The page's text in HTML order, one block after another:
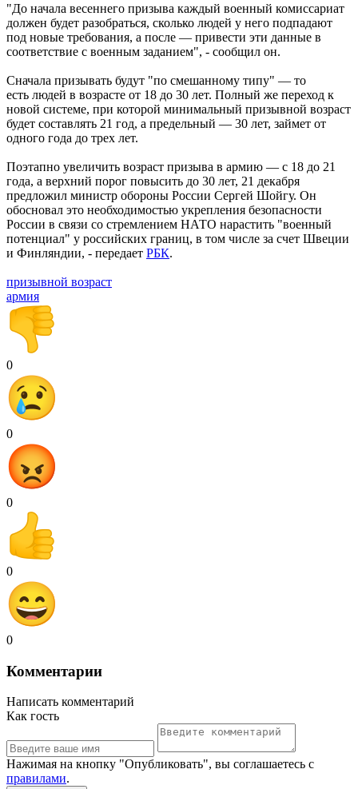
"До начала весеннего призыва каждый военный комиссариат
должен будет разобраться, сколько людей у него подпадают
под новые требования, а после — привести эти данные в
соответствие с военным заданием", - сообщил он.
Сначала призывать будут "по смешанному типу" — то
есть людей в возрасте от 18 до 30 лет. Полный же переход к
новой системе, при которой минимальный призывной возраст
будет составлять 21 год, а предельный — 30 лет, займет от
одного года до трех лет.
Поэтапно увеличить возраст призыва в армию — с 18 до 21
года, а верхний порог повысить до 30 лет, 21 декабря
предложил министр обороны России Сергей Шойгу. Он
обосновал это необходимостью укрепления безопасности
России в связи со стремлением НАТО нарастить "военный
потенциал" у российских границ, в том числе за счет Швеции
и Финляндии, - передает РБК.
призывной возраст
армия
0
0
0
0
0
Комментарии
Написать комментарий
Как гость
Нажимая на кнопку "Опубликовать", вы соглашаетесь с
правилами.